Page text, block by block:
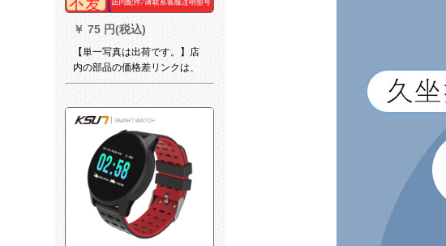
￥ 75 円(税込)
【単一写真は出荷です。】店
内の部品の価格差リンクは、
お客様のサービスビズに连络
を说明してください。【顧客
サービスビズの説明モデルに
連絡してください。】